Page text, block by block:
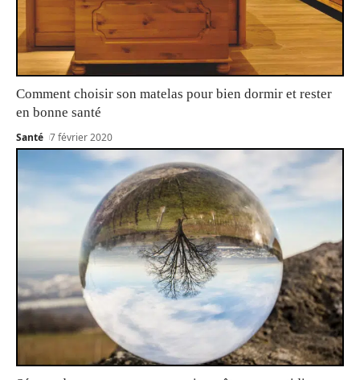
Comment choisir son matelas pour bien dormir et rester
en bonne santé
Santé 7 février 2020